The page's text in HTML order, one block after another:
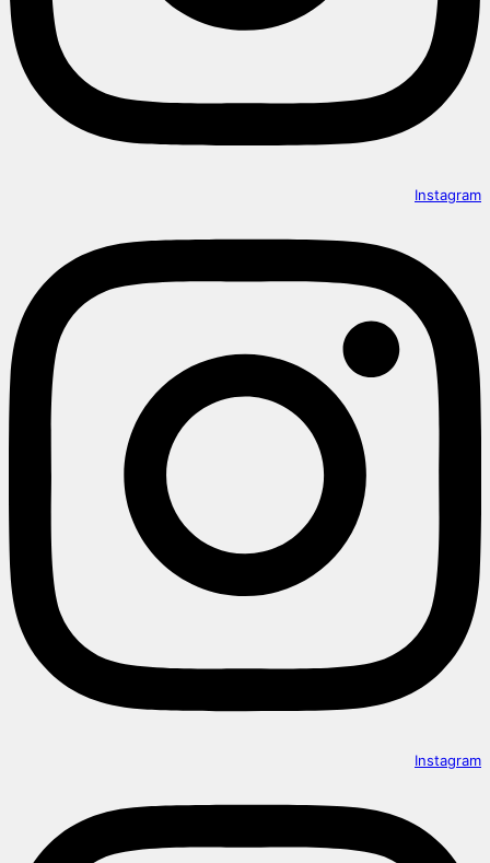
Instagram
Instagram